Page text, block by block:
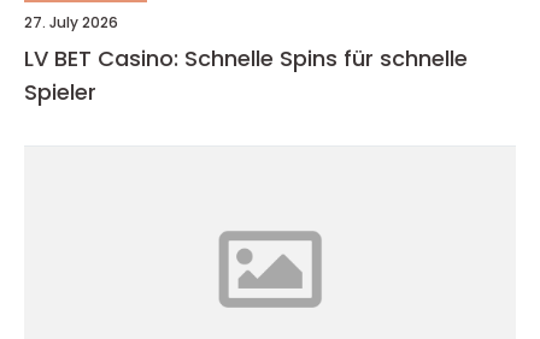
27. July 2026
LV BET Casino: Schnelle Spins für schnelle
Spieler